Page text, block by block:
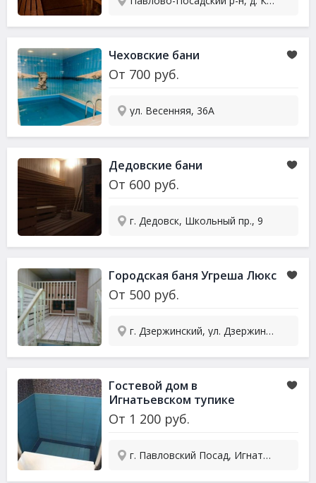
Чеховские бани
От 700 руб.
ул. Весенняя, 36А
Дедовские бани
От 600 руб.
г. Дедовск, Школьный пр., 9
Городская баня Угреша Люкс
От 500 руб.
г. Дзержинский, ул. Дзержинская, 46в
Гостевой дом в
Игнатьевском тупике
От 1 200 руб.
г. Павловский Посад, Игнатьевский тупик, 1Б